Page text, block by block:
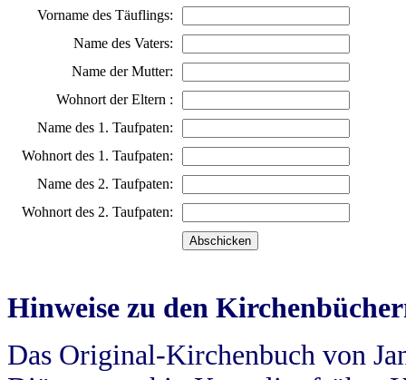
Vorname des Täuflings:
Name des Vaters:
Name der Mutter:
Wohnort der Eltern :
Name des 1. Taufpaten:
Wohnort des 1. Taufpaten:
Name des 2. Taufpaten:
Wohnort des 2. Taufpaten:
Hinweise zu den
Das Original-Kirchenbuch von